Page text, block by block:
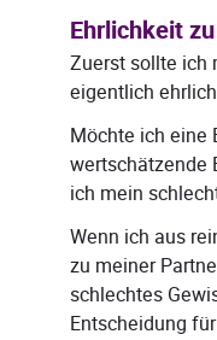
Ehrlichkeit
Zuerst sollte ich
eigentlich
Möchte ich eine
wertschätzende
ich mein
Wenn ich aus
zu meiner
schlechtes
Entscheidung